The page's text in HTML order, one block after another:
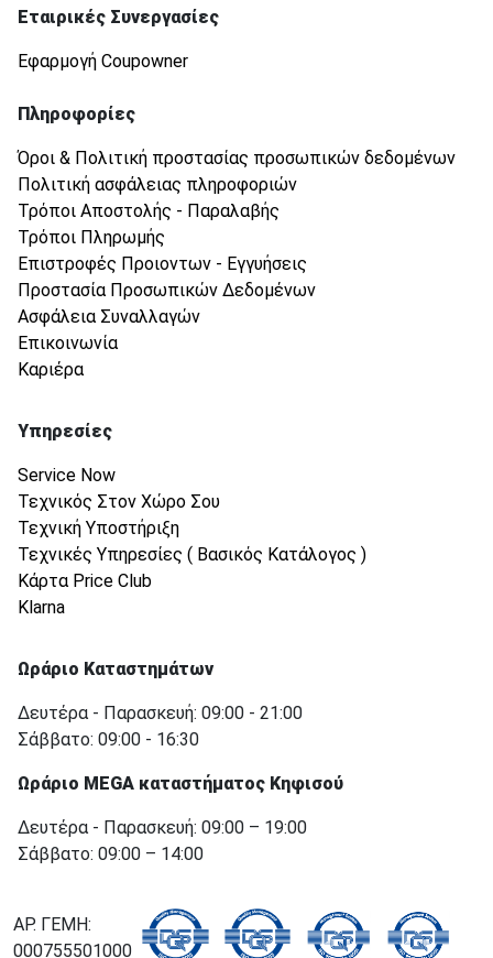
Εταιρικές Συνεργασίες
Εφαρμογή Coupowner
Πληροφορίες
Όροι & Πολιτική προστασίας προσωπικών δεδομένων
Πολιτική ασφάλειας πληροφοριών
Τρόποι Αποστολής - Παραλαβής
Τρόποι Πληρωμής
Επιστροφές Προιοντων - Εγγυήσεις
Προστασία Προσωπικών Δεδομένων
Ασφάλεια Συναλλαγών
Επικοινωνία
Καριέρα
Υπηρεσίες
Service Now
Τεχνικός Στον Χώρο Σου
Τεχνική Υποστήριξη
Τεχνικές Υπηρεσίες ( Βασικός Κατάλογος )
Κάρτα Price Club
Klarna
Ωράριο Καταστημάτων
Δευτέρα - Παρασκευή: 09:00 - 21:00
Σάββατο: 09:00 - 16:30
Ωράριο MEGA καταστήματος Κηφισού
Δευτέρα - Παρασκευή: 09:00 – 19:00
Σάββατο: 09:00 – 14:00
ΑΡ. ΓΕΜΗ:
000755501000